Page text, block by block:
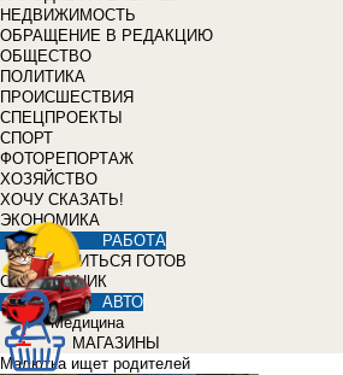
НЕДВИЖИМОСТЬ
ОБРАЩЕНИЕ В РЕДАКЦИЮ
ОБЩЕСТВО
ПОЛИТИКА
ПРОИСШЕСТВИЯ
СПЕЦПРОЕКТЫ
СПОРТ
ФОТОРЕПОРТАЖ
ХОЗЯЙСТВО
ХОЧУ СКАЗАТЬ!
ЭКОНОМИКА
РАБОТА
УЧИТЬСЯ ГОТОВ
СПРАВОЧНИК
АВТО
Медицина
МАГАЗИНЫ
Малютка ищет родителей